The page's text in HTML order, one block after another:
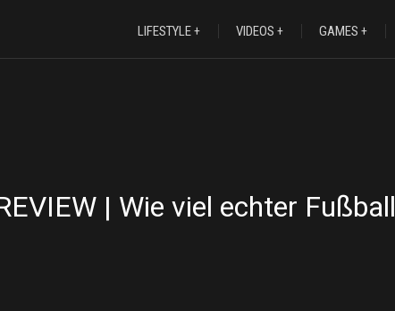
LIFESTYLE VIDEOS GAMES
| Wie viel echter Fußball